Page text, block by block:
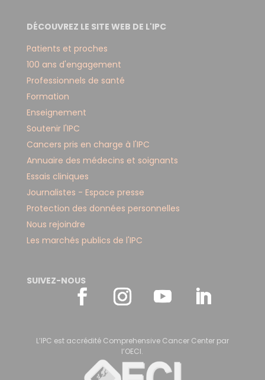
DÉCOUVREZ LE SITE WEB DE L'IPC
Patients et proches
100 ans d'engagement
Professionnels de santé
Formation
Enseignement
Soutenir l'IPC
Cancers pris en charge à l'IPC
Annuaire des médecins et soignants
Essais cliniques
Journalistes - Espace presse
Protection des données personnelles
Nous rejoindre
Les marchés publics de l'IPC
SUIVEZ-NOUS
L’IPC est accrédité Comprehensive Cancer Center par
l’OECI.